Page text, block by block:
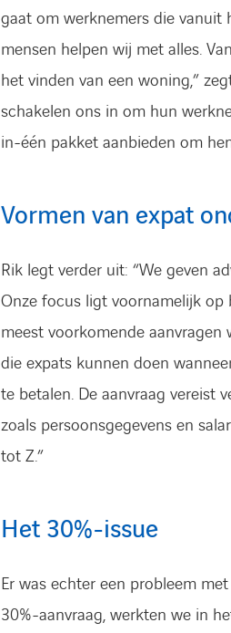
gaat om werknemers die vanuit
mensen helpen wij met alles.
het vinden van een woning,”
schakelen ons in om hun
in-één pakket aanbieden om
Vormen van expat
Rik legt verder uit: “We geven
Onze focus ligt voornamelijk op
meest voorkomende
die expats kunnen doen
te betalen. De aanvraag vereist
zoals persoonsge­gevens en
tot Z.”
Het 30%-issue
Er was echter een probleem
30%-aanvraag, werkten we in